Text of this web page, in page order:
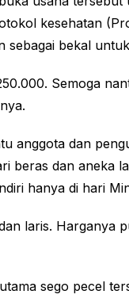
kesehatan (
sebagai bekal
Semoga
anggota dan
beras dan aneka
hanya di hari
laris. Harganya
sego pecel